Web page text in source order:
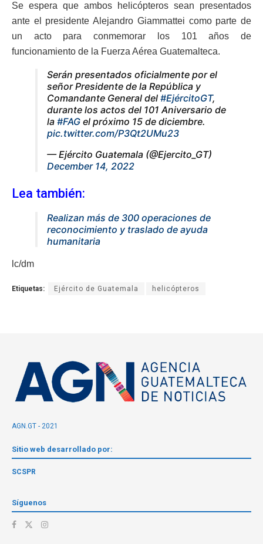
Se espera que ambos helicópteros sean presentados
ante el presidente Alejandro Giammattei como parte de
un acto para conmemorar los 101 años de
funcionamiento de la Fuerza Aérea Guatemalteca.
Serán presentados oficialmente por el
señor Presidente de la República y
Comandante General del #EjércitoGT,
durante los actos del 101 Aniversario de
la #FAG el próximo 15 de diciembre.
pic.twitter.com/P3Qt2UMu23
— Ejército Guatemala (@Ejercito_GT)
December 14, 2022
Lea también:
Realizan más de 300 operaciones de
reconocimiento y traslado de ayuda
humanitaria
lc/dm
Etiquetas: Ejército de Guatemala helicópteros
AGN.GT - 2021
Sitio web desarrollado por:
SCSPR
Síguenos